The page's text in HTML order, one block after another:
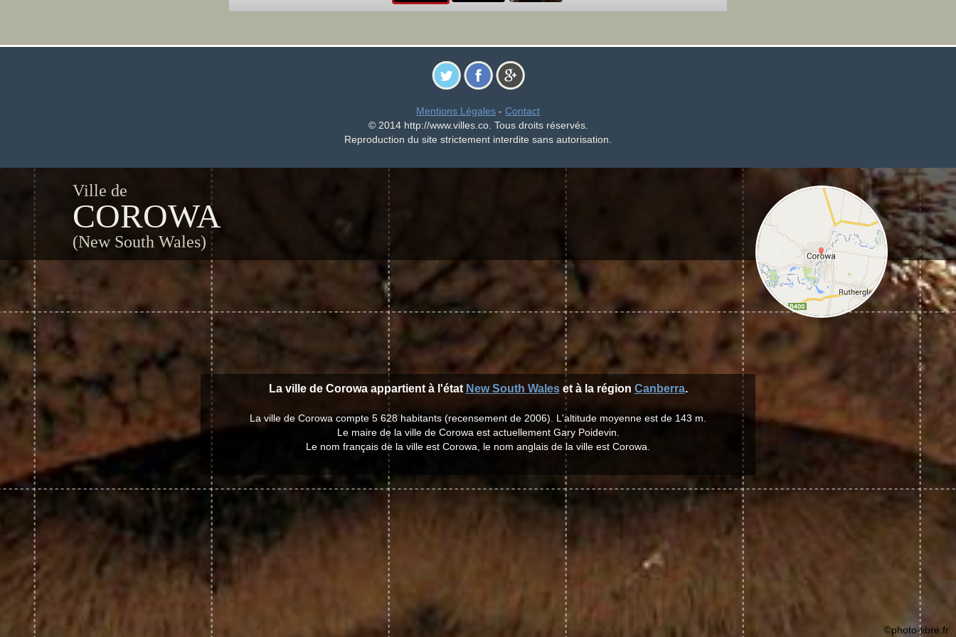
Mentions Légales - Contact
© 2014 http://www.villes.co. Tous droits réservés.
Reproduction du site strictement interdite sans autorisation.
Ville de
COROWA
(New South Wales)
La ville de Corowa appartient à l'état New South Waleset à la région Canberra.
La ville de Corowa compte 5 628 habitants (recensement de 2006). L'altitude moyenne est de 143 m.
Le maire de la ville de Corowa est actuellement Gary Poidevin.
Le nom français de la ville est Corowa, le nom anglais de la ville est Corowa.
©photo-libre.fr